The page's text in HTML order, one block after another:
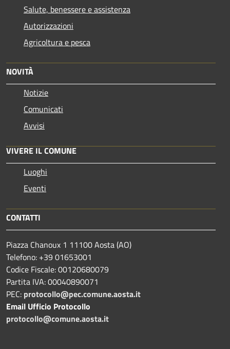
Salute, benessere e assistenza
Autorizzazioni
Agricoltura e pesca
NOVITÀ
Notizie
Comunicati
Avvisi
VIVERE IL COMUNE
Luoghi
Eventi
CONTATTI
Piazza Chanoux 1 11100 Aosta (AO)
Telefono: +39 01653001
Codice Fiscale: 00120680079
Partita IVA: 00040890071
PEC: protocollo@pec.comune.aosta.it
Email Ufficio Protocollo
protocollo@comune.aosta.it